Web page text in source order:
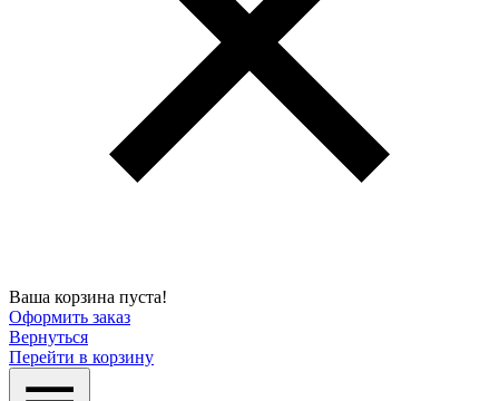
Ваша корзина пуста!
Оформить заказ
Вернуться
Перейти в корзину